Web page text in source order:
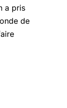
a pris
de